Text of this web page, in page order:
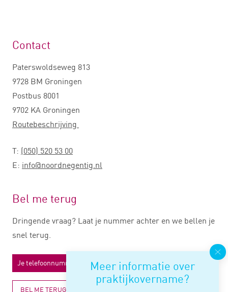
Meer informatie over
praktijkovername?
Contact
Paterswoldseweg 813
9728 BM Groningen
Postbus 8001
9702 KA Groningen
Routebeschrijving
T: (050) 520 53 00
E: info@noordnegentig.nl
Bel me terug
Dringende vraag? Laat je nummer achter en we bellen je
snel terug.
BEL ME TERUG